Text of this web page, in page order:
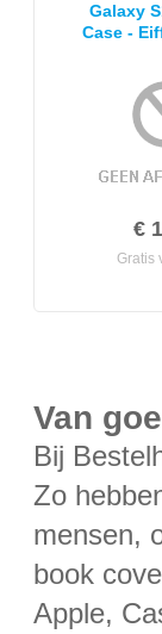
Galaxy
Case -
€
Gratis
Van
Bij
Zo
mensen,
book
Apple,